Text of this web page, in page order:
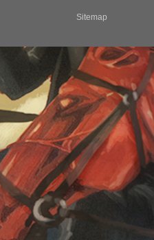
Sitemap